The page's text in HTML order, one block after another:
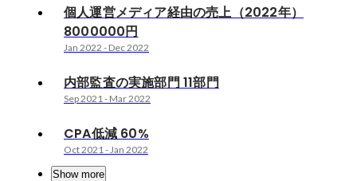
個人運営メディア経由の売上（2022年）
8000000円
Jan 2022 - Dec 2022
内部監査の実施部門 11部門
Sep 2021- Mar 2022
CPA低減 60%
Oct 2021-Jan 2022
Show more